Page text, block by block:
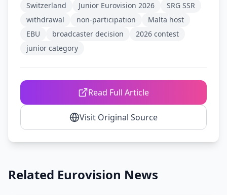
Switzerland Junior Eurovision 2026
SRG SSR
withdrawal
non-participation
Malta host
EBU
broadcaster decision
2026 contest
junior category
Read Full Article
Visit Original Source
Related Eurovision News